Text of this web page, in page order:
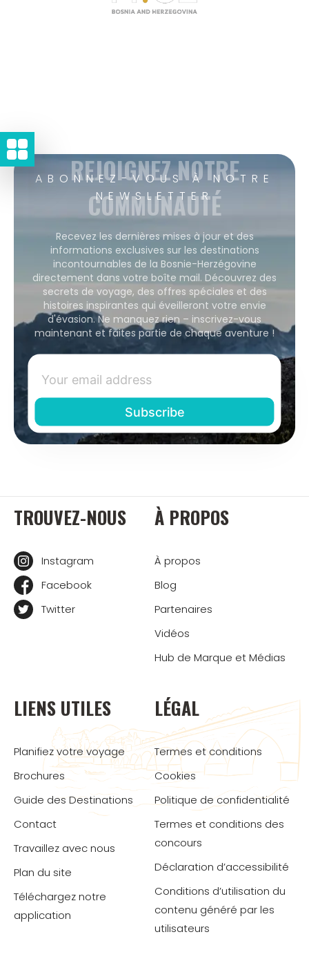
ABONNEZ-VOUS À NOTRE
NEWSLETTER
REJOIGNEZ NOTRE
COMMUNAUTÉ
Recevez les dernières mises à jour et des
informations exclusives sur les destinations
incontournables de la Bosnie-Herzégovine
directement dans votre boîte mail. Découvrez des
secrets de voyage, des offres spéciales et des
histoires inspirantes qui éveilleront votre envie
d'évasion. Ne manquez rien – inscrivez-vous
maintenant et faites partie de chaque aventure !
TROUVEZ-NOUS
Instagram
Facebook
Twitter
À PROPOS
À propos
Blog
Partenaires
Vidéos
Hub de Marque et Médias
LIENS UTILES
Planifiez votre voyage
Brochures
Guide des Destinations
Contact
Travaillez avec nous
Plan du site
Téléchargez notre
application
LÉGAL
Termes et conditions
Cookies
Politique de confidentialité
Termes et conditions des
concours
Déclaration d’accessibilité
Conditions d’utilisation du
contenu généré par les
utilisateurs